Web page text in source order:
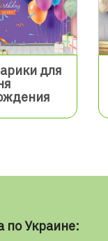
для
по Украине: